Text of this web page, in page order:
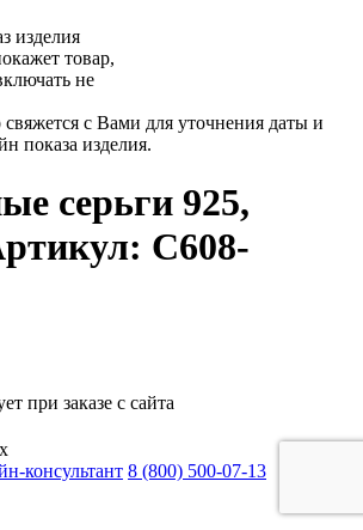
изделия
товар,
не
с Вами для уточнения даты и
показа изделия.
серьги 925,
С608-
при заказе с сайта
консультант 8 (800) 500-07-13